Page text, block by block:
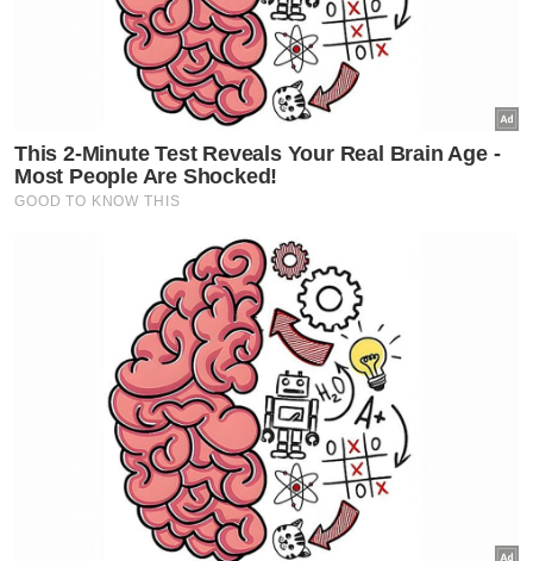
hospital swasta
“Kuota ini (bergantung) kepada keupayaan.
Kita lihat kalau Bumiputera itu kilangnya ada
keupayaan, kita akan berusaha membantu.
“Kalau tiada keupayaan langsung, itu
memang agak sukarlah. Dalam hal ini, kita tak